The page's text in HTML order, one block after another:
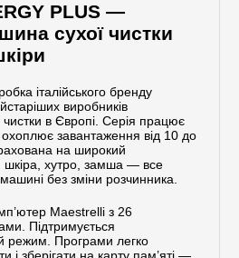
PLUS —
сухої чистки
італійського бренду
виробників
в Європі. Серія працює
завантаження від 10 до
на широкий
шкіра, хутро, замша — все
без зміни розчинника.
Maestrelli з 26
Підтримується
режим. Програми легко